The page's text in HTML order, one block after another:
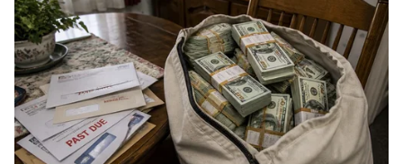
അരുണാചൽ പ്രദേശിലെ
27 സ്ഥലങ്ങൾക്ക് പേരിട്ടു;
ചൈനയ്ക്ക്
മറുപടിയുമായി ഇന്ത്യ
ഉച്ചയ്ക്ക്
വീട്ടിലെത്തിയപ്പോൾ
ഭാര്യയ്ക്കൊപ്പം കാമുകൻ;
'ഭർത്താവിനെ കൊല്ലണം,
അല്ലെങ്കിൽ ഞാൻ
മരിക്കും'; ഭാര്യയുടെ ചാറ്റ്;